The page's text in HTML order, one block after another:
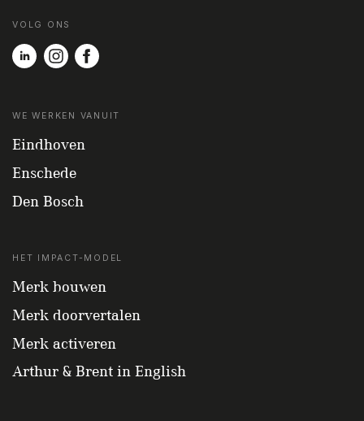
VOLG ONS
WE WERKEN VANUIT
Eindhoven
Enschede
Den Bosch
HET IMPACT-MODEL
Merk bouwen
Merk doorvertalen
Merk activeren
Arthur & Brent in English